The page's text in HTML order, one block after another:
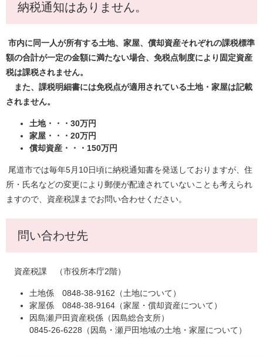
納税通知はありません。
市内に同一人が所有する土地、家屋、償却資産それぞれの課税標準
額の合計が一定の金額に満たない場合、免税点制度により固定資産
税は課税されません。
また、課税明細書には免税点が適用されている土地・家屋は記載
されません。
土地・・・30万円
家屋・・・20万円
償却資産・・・150万円
尾道市では毎年5月10日頃に納税通知書を発送しておりますが、住
所・氏名などの変更により郵便が配達されていないことも考えられ
ますので、資産税課までお問い合わせください。
問い合わせ先
資産税課 （市役所本庁2階）
土地係 0848-38-9162（土地について）
家屋係 0848-38-9164（家屋・償却資産について）
因島瀬戸田資産税係（因島総合支所）
0845-26-6228（因島・瀬戸田地域の土地・家屋について）